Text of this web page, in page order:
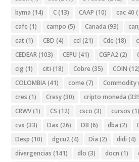
byma (14) C(13) CAAP (10) cac 40
cafe (1) campo (5) Canada (93)
cat (1) CBD (4) ccl (21) Cde (18)
CEDEAR(103) CEPU (41) CGPA2(2)
cig (1) citi (18) Cobre (35) COIN (12)
COLOMBIA(41) come (7) Commodity
cres (1) Cresy(30) cripto moneda
CRWV(1) CS (12) csco (3) cursos (1)
cvx (33) Dax (26) DB (6) dba (2)
Desp (10) dgcu2(4) Dia (2) didi (4)
divergencias (141) dlo (3) docn (1)